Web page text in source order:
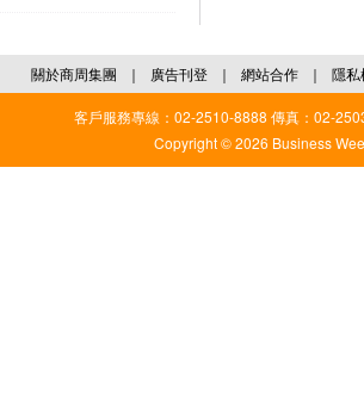
關於商周集團 ｜ 廣告刊登 ｜ 網站合作 ｜ 隱私
客戶服務專線：02-2510-8888 傳真：02-
Copyright © 2026 Business